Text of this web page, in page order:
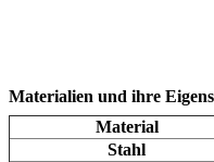
Materialien und ihre
Material
Stahl